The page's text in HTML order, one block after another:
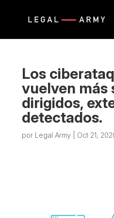
Los
vuelven más
dirigidos,
detectados.
por Legal Army Oct 21,